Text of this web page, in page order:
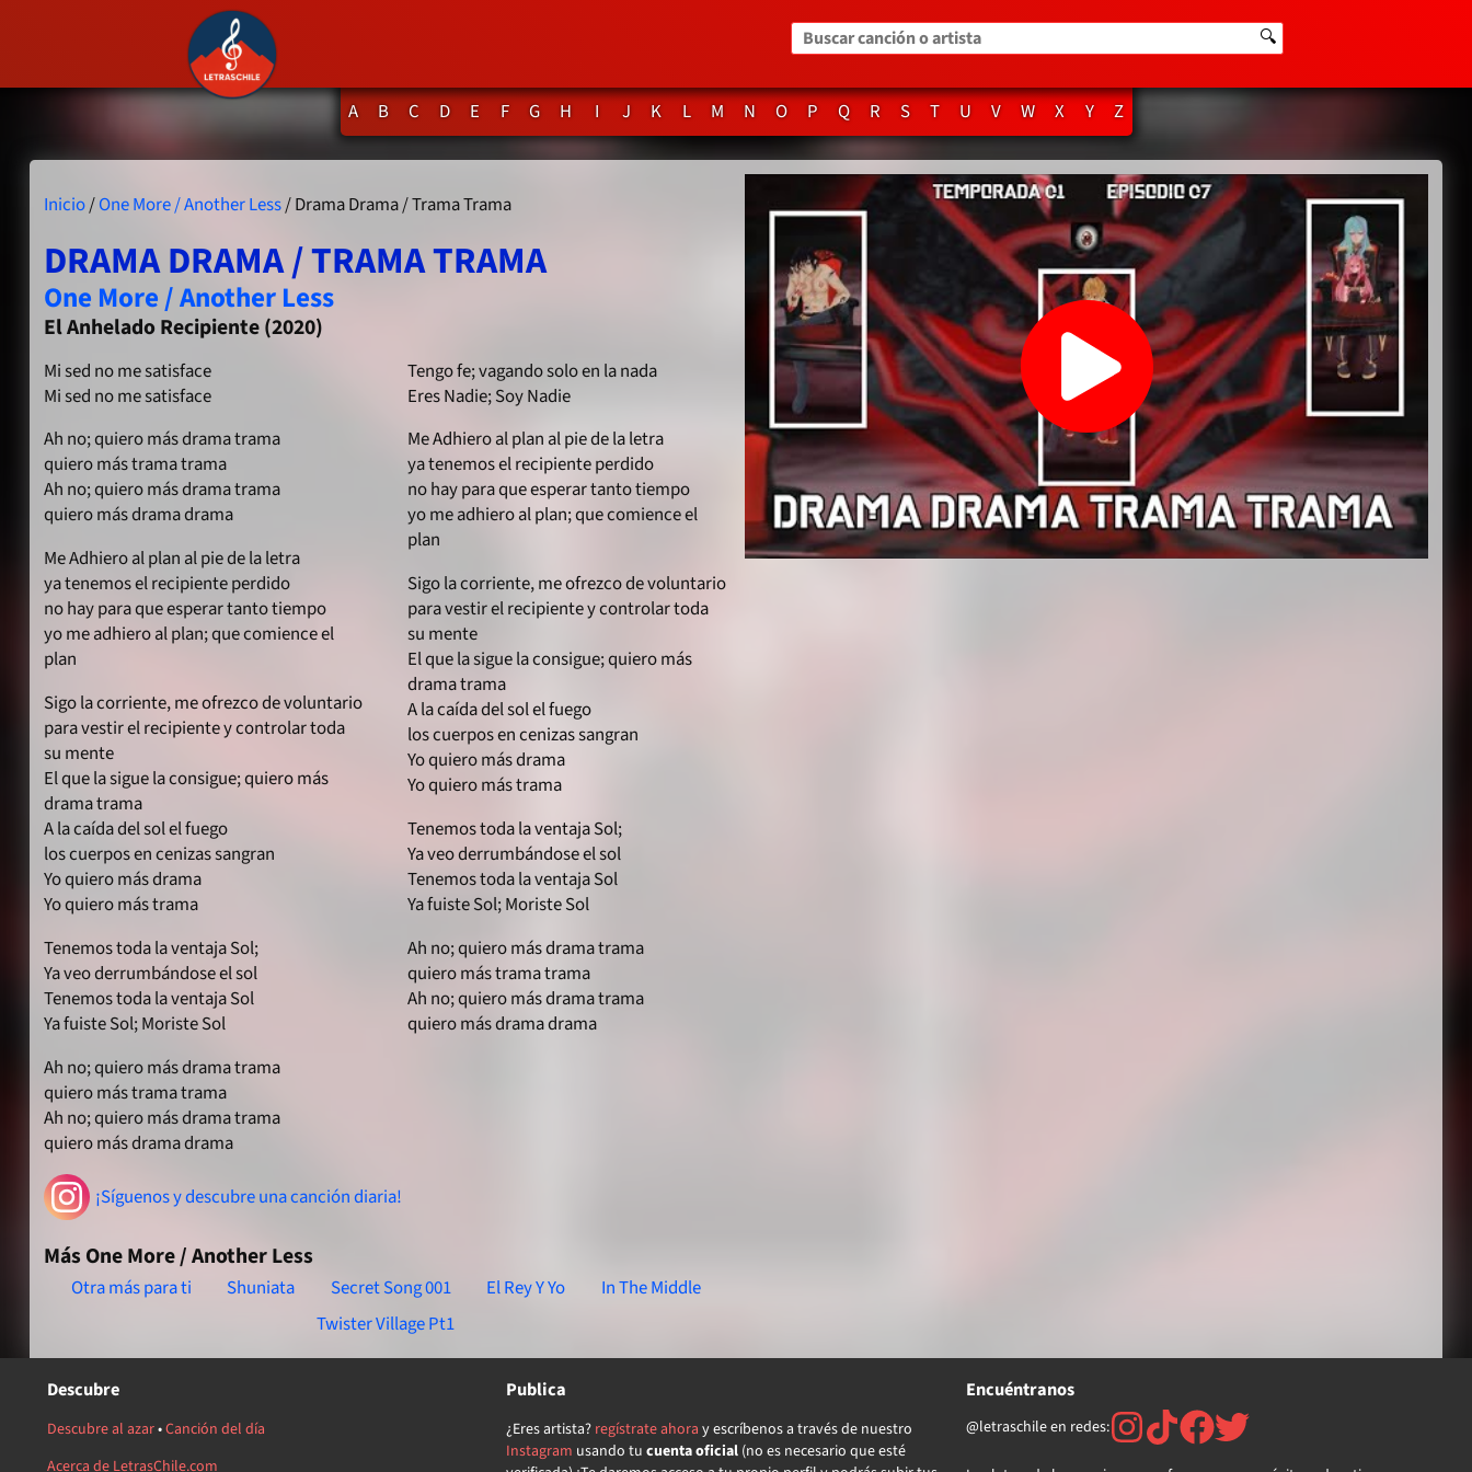
Buscar canción o artista 🔍
A B C D E F G H I J K L M N O P Q R S T U V W X Y Z
Inicio/One More / Another Less/ Drama Drama / Trama Trama
DRAMA DRAMA / TRAMA TRAMA
One More / Another Less
El Anhelado Recipiente (2020)
Mi sed no me satisface
Mi sed no me satisface
Ah no; quiero más drama trama
quiero más trama trama
Ah no; quiero más drama trama
quiero más drama drama
Me Adhiero al plan al pie de la letra
ya tenemos el recipiente perdido
no hay para que esperar tanto tiempo
yo me adhiero al plan; que comience el
plan
Sigo la corriente, me ofrezco de voluntario
para vestir el recipiente y controlar toda
su mente
El que la sigue la consigue; quiero más
drama trama
A la caída del sol el fuego
los cuerpos en cenizas sangran
Yo quiero más drama
Yo quiero más trama
Tenemos toda la ventaja Sol;
Ya veo derrumbándose el sol
Tenemos toda la ventaja Sol
Ya fuiste Sol; Moriste Sol
Ah no; quiero más drama trama
quiero más trama trama
Ah no; quiero más drama trama
quiero más drama drama
Tengo fe; vagando solo en la nada
Eres Nadie; Soy Nadie
Me Adhiero al plan al pie de la letra
ya tenemos el recipiente perdido
no hay para que esperar tanto tiempo
yo me adhiero al plan; que comience el
plan
Sigo la corriente, me ofrezco de voluntario
para vestir el recipiente y controlar toda
su mente
El que la sigue la consigue; quiero más
drama trama
A la caída del sol el fuego
los cuerpos en cenizas sangran
Yo quiero más drama
Yo quiero más trama
Tenemos toda la ventaja Sol;
Ya veo derrumbándose el sol
Tenemos toda la ventaja Sol
Ya fuiste Sol; Moriste Sol
Ah no; quiero más drama trama
quiero más trama trama
Ah no; quiero más drama trama
quiero más drama drama
¡Síguenos y descubre una canción diaria!
Más One More / Another Less
Otra más para ti Shuniata Secret Song 001 El Rey Y Yo
In The Middle
Twister Village Pt1
Descubre
Descubre al azar•Canción del día
Acerca de LetrasChile.com
Publica
¿Eres artista? regístrate ahora y escríbenos a través de nuestro
Instagram usando tucuenta oficial (no es necesario que esté
Encuéntranos
@letraschile en redes: